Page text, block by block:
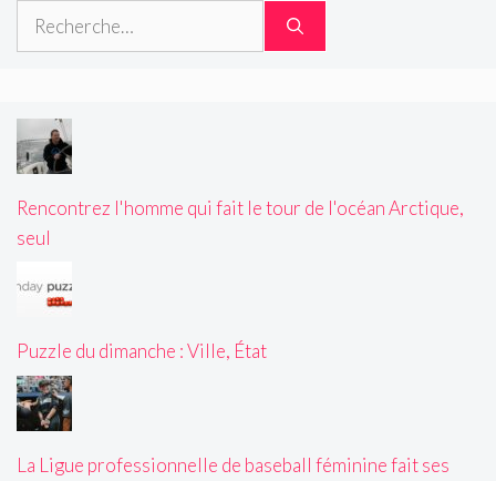
Rechercher :
Rencontrez l'homme qui fait le tour de l'océan Arctique,
seul
Puzzle du dimanche : Ville, État
La Ligue professionnelle de baseball féminine fait ses